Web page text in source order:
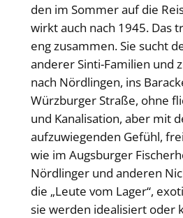
den im Sommer auf die
wirkt auch nach 1945. Das
eng zusammen. Sie sucht
anderer Sinti-Familien und
nach Nördlingen, ins
Würzburger Straße, ohne
und Kanalisation, aber mit
aufzuwiegenden Gefühl,
wie im Augsburger
Nördlinger und anderen
die „Leute vom Lager“,
sie werden idealisiert oder